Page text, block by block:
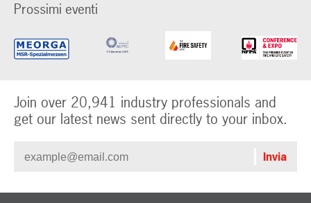
Prossimi eventi
Join over 20,941 industry professionals and
get our latest news sent directly to your inbox.